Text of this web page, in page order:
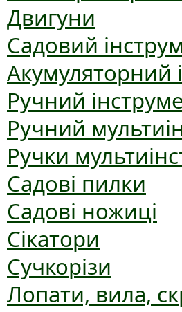
Двигуни
Садовий
Акумуляторний
Ручний
Ручний
Ручки
Садові пилки
Садові ножиці
Сікатори
Сучкорізи
Лопати, вила,